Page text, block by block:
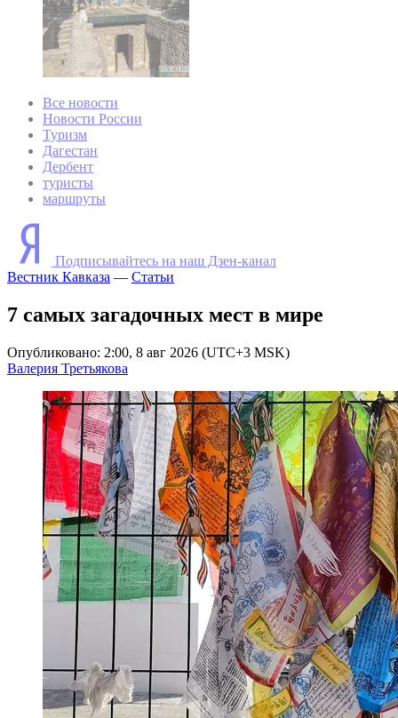
Все новости
Новости России
Туризм
Дагестан
Дербент
туристы
маршруты
Подписывайтесь на наш Дзен-канал
Вестник Кавказа — Статьи
7 самых загадочных мест в мире
Опубликовано: 2:00, 8 авг 2026 (UTC+3 MSK)
Валерия Третьякова